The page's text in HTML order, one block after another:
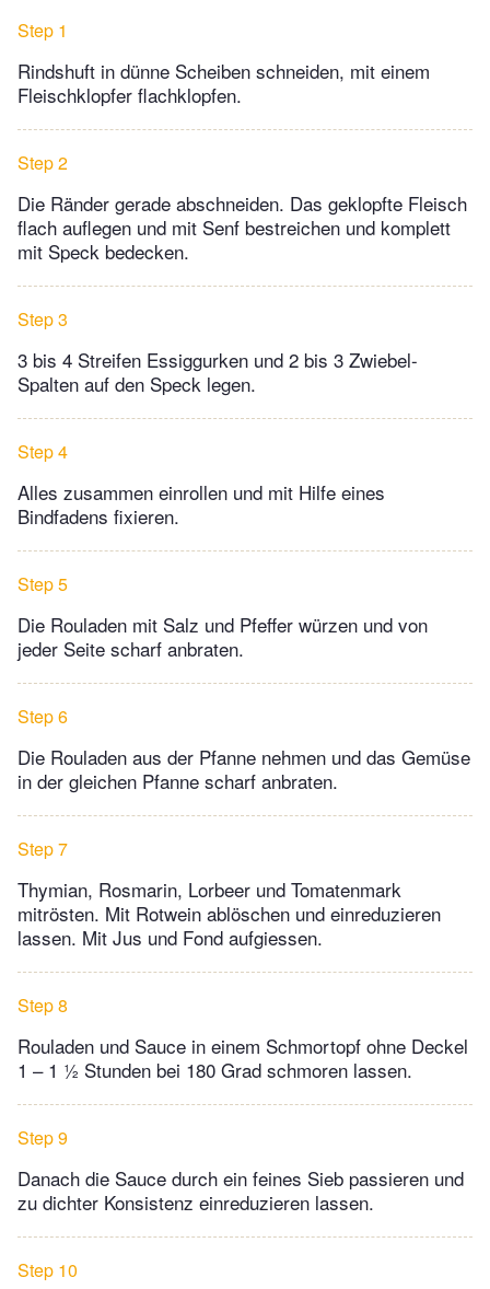
Step 1
Rindshuft in dünne Scheiben schneiden, mit einem
Fleischklopfer flachklopfen.
Step 2
Die Ränder gerade abschneiden. Das geklopfte Fleisch
flach auflegen und mit Senf bestreichen und komplett
mit Speck bedecken.
Step 3
3 bis 4 Streifen Essiggurken und 2 bis 3 Zwiebel-
Spalten auf den Speck legen.
Step 4
Alles zusammen einrollen und mit Hilfe eines
Bindfadens fixieren.
Step 5
Die Rouladen mit Salz und Pfeffer würzen und von
jeder Seite scharf anbraten.
Step 6
Die Rouladen aus der Pfanne nehmen und das Gemüse
in der gleichen Pfanne scharf anbraten.
Step 7
Thymian, Rosmarin, Lorbeer und Tomatenmark
mitrösten. Mit Rotwein ablöschen und einreduzieren
lassen. Mit Jus und Fond aufgiessen.
Step 8
Rouladen und Sauce in einem Schmortopf ohne Deckel
1 – 1 ½ Stunden bei 180 Grad schmoren lassen.
Step 9
Danach die Sauce durch ein feines Sieb passieren und
zu dichter Konsistenz einreduzieren lassen.
Step 10